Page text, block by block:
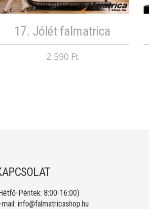
17. Jólét falmatrica
2 590 Ft
Péntek: 8:00-16:00)
mail: info@falmatricashop.hu